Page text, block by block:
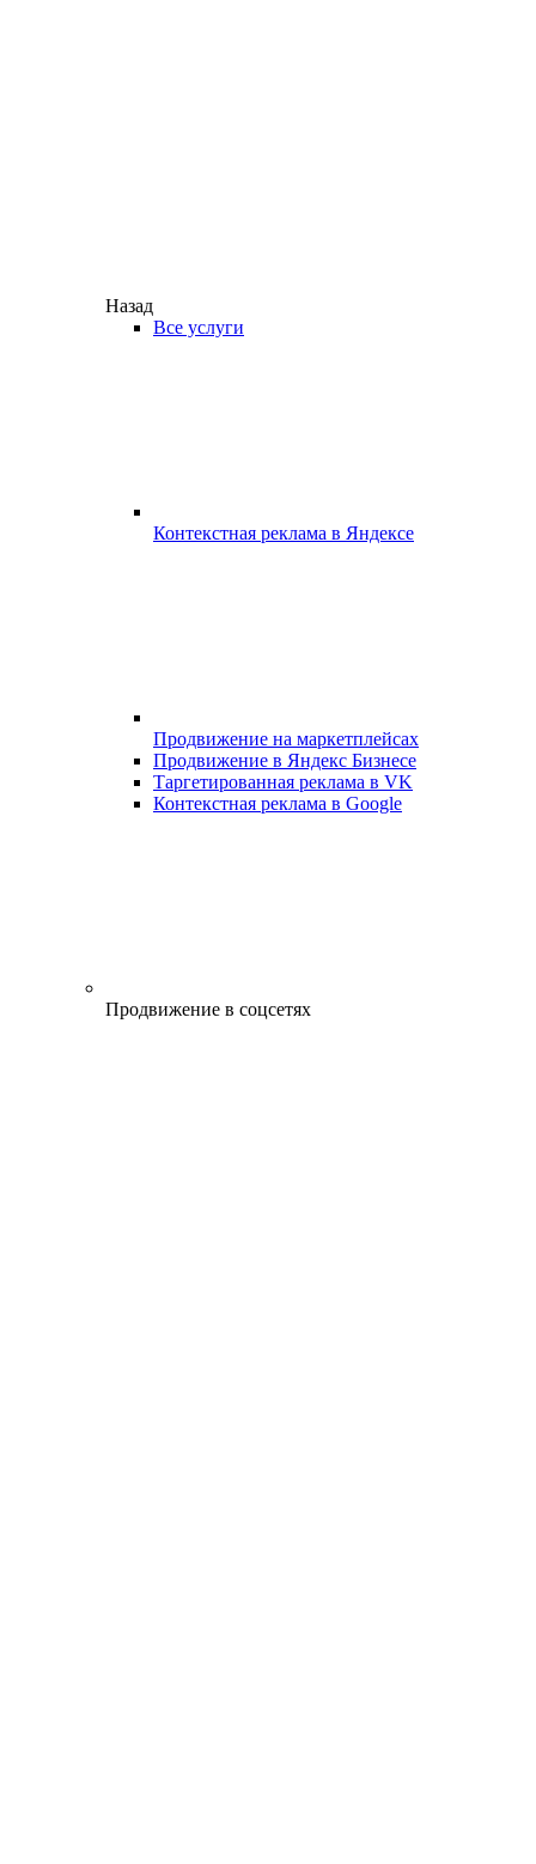
Назад
Все услуги
Контекстная реклама в Яндексе
Продвижение на маркетплейсах
Продвижение в Яндекс Бизнесе
Таргетированная реклама в VK
Контекстная реклама в Google
Продвижение в соцсетях